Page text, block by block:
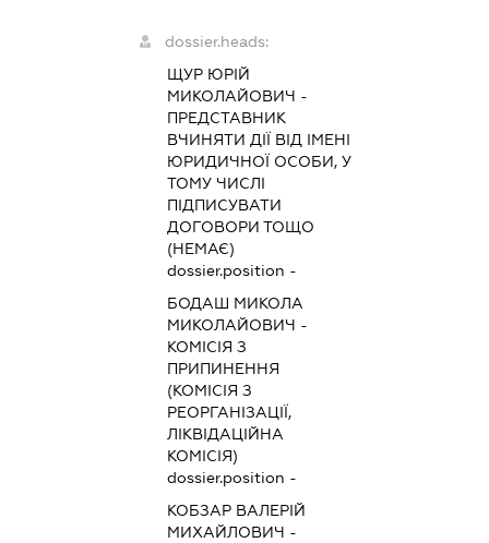
dossier.heads:
ЩУР ЮРІЙ
МИКОЛАЙОВИЧ -
ПРЕДСТАВНИК
ВЧИНЯТИ ДІЇ ВІД ІМЕНІ
ЮРИДИЧНОЇ ОСОБИ, У
ТОМУ ЧИСЛІ
ПІДПИСУВАТИ
ДОГОВОРИ ТОЩО
(НЕМАЄ)
dossier.position -
БОДАШ МИКОЛА
МИКОЛАЙОВИЧ -
КОМІСІЯ З
ПРИПИНЕННЯ
(КОМІСІЯ З
РЕОРГАНІЗАЦІЇ,
ЛІКВІДАЦІЙНА
КОМІСІЯ)
dossier.position -
КОБЗАР ВАЛЕРІЙ
МИХАЙЛОВИЧ -